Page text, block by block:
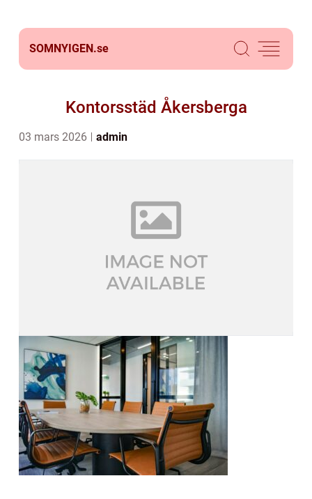
SOMNYIGEN.se
Kontorsstäd Åkersberga
03 mars 2026 admin